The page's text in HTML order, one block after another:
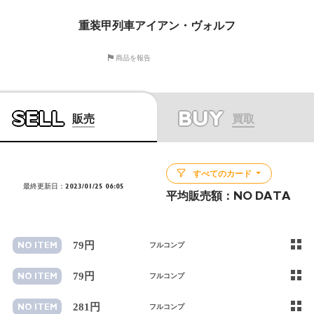
重装甲列車アイアン・ヴォルフ
商品を報告
SELL 販売 BUY 買取
最終更新日：2023/01/25 06:05
すべてのカード
平均販売額： NO DATA
NO ITEM 79円 フルコンプ
NO ITEM 79円 フルコンプ
NO ITEM 281円 フルコンプ